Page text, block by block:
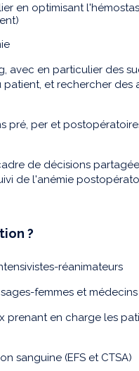
en optimisant
avec en particulier des
et rechercher des
pré, per et
de décisions
de l'anémie
?
réanimateurs
femmes et
prenant en charge les
sanguine (EFS et CTSA)